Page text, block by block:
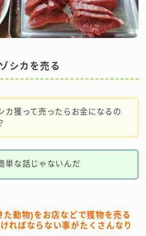
シカを売る
カ獲って売ったらお金になるの
単な話じゃないんだ
た動物)をお店などで獲物を売る
ればならない事がたくさんなり